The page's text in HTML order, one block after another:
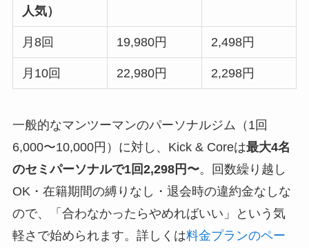
人気）
月8回 19,980円 2,498円
月10回 22,980円 2,298円
一般的なマンツーマンのパーソナルジム（1回
6,000〜10,000円）に対し、Kick & Coreは最大4名
のセミパーソナルで1回2,298円〜。回数繰り越し
OK・在籍期間の縛りなし・退会時の違約金なしな
ので、「合わなかったらやめればいい」という気
軽さで始められます。詳しくは料金プランのペー